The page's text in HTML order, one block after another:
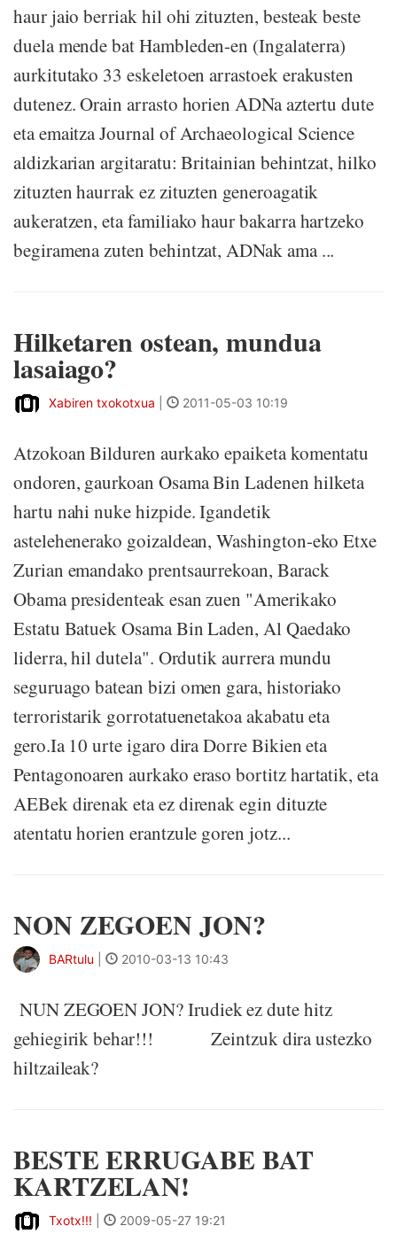
haur jaio berriak hil ohi zituzten, besteak beste
duela mende bat Hambleden-en (Ingalaterra)
aurkitutako 33 eskeletoen arrastoek erakusten
dutenez. Orain arrasto horien ADNa aztertu dute
eta emaitza Journal of Archaeological Science
aldizkarian argitaratu: Britainian behintzat, hilko
zituzten haurrak ez zituzten generoagatik
aukeratzen, eta familiako haur bakarra hartzeko
begiramena zuten behintzat, ADNak ama ...
Hilketaren ostean, mundua
lasaiago?
Xabiren txokotxua 2011-05-03 10:19
Atzokoan Bilduren aurkako epaiketa komentatu
ondoren, gaurkoan Osama Bin Ladenen hilketa
hartu nahi nuke hizpide. Igandetik
astelehenerako goizaldean, Washington-eko Etxe
Zurian emandako prentsaurrekoan, Barack
Obama presidenteak esan zuen "Amerikako
Estatu Batuek Osama Bin Laden, Al Qaedako
liderra, hil dutela". Ordutik aurrera mundu
seguruago batean bizi omen gara, historiako
terroristarik gorrotatuenetakoa akabatu eta
gero.Ia 10 urte igaro dira Dorre Bikien eta
Pentagonoaren aurkako eraso bortitz hartatik, eta
AEBek direnak eta ez direnak egin dituzte
atentatu horien erantzule goren jotz...
NON ZEGOEN JON?
BARtulu 2010-03-13 10:43
NUN ZEGOEN JON? Irudiek ez dute hitz
gehiegirik behar!!! Zeintzuk dira ustezko
hiltzaileak?
BESTE ERRUGABE BAT
KARTZELAN!
Txotx!!! 2009-05-27 19:21